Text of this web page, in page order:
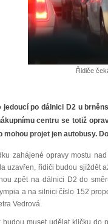
Řidiče
jedoucí po dálnici D2 u
centru se totiž
mohou projet jen autobusy.
zahájené opravy mostu
uzavřen, řidiči budou sjíždět
zpět na dálnici D2 do
a na silnici číslo 152
Vedrová.
budou muset udělat kličku do